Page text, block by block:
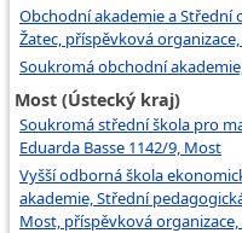
Obchodní akademie a Střední
Žatec, příspěvková
Soukromá obchodní
Most (Ústecký kraj)
Soukromá střední škola pro
Eduarda Basse 1142/9, Most
Vyšší odborná škola
akademie, Střední
Most, příspěvková